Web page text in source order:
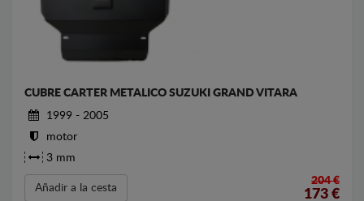
CUBRE CARTER METALICO SUZUKI GRAND VITARA
1999 - 2005
motor
3 mm
Añadir a la cesta
204 €
173 €